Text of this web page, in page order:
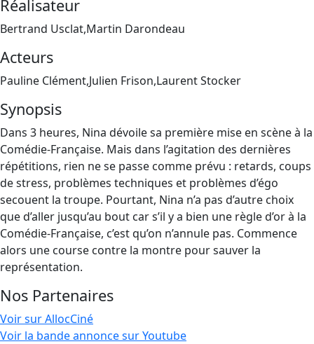
Réalisateur
Bertrand Usclat,Martin Darondeau
Acteurs
Pauline Clément,Julien Frison,Laurent Stocker
Synopsis
Dans 3 heures, Nina dévoile sa première mise en scène à la
Comédie-Française. Mais dans l’agitation des dernières
répétitions, rien ne se passe comme prévu : retards, coups
de stress, problèmes techniques et problèmes d’égo
secouent la troupe. Pourtant, Nina n’a pas d’autre choix
que d’aller jusqu’au bout car s’il y a bien une règle d’or à la
Comédie-Française, c’est qu’on n’annule pas. Commence
alors une course contre la montre pour sauver la
représentation.
Nos Partenaires
Voir sur AllocCiné
Voir la bande annonce sur Youtube